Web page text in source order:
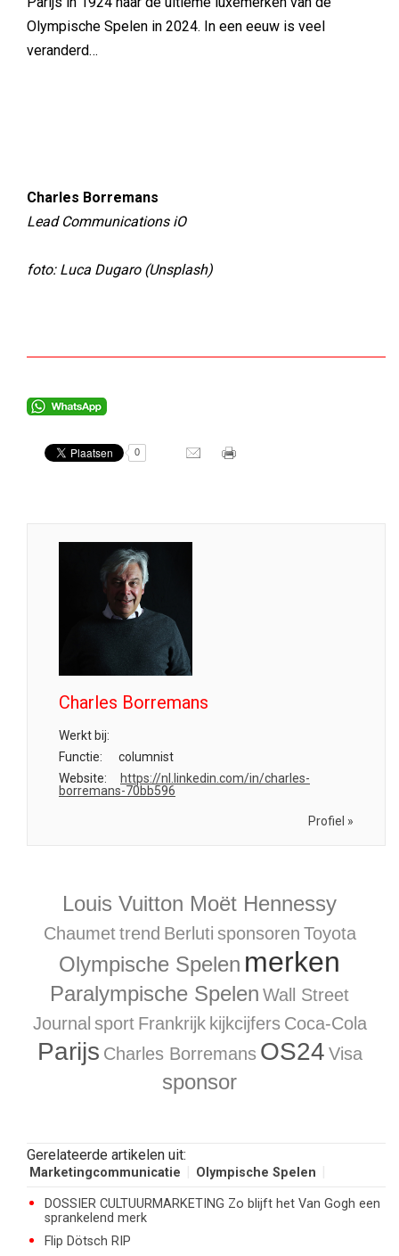
Olympische Spelen in 2024. In een eeuw is veel
veranderd…
Charles​​​​ Borremans
Lead Communications iO
foto: Luca Dugaro (Unsplash)
0
Charles Borremans
Werkt bij:
Functie:
columnist
Website:
https://nl.linkedin.com/in/charles-
borremans-70bb596
Profiel »
Louis Vuitton Moët Hennessy
Chaumet trend Berluti sponsoren Toyota
Olympische Spelen merken
Paralympische Spelen Wall Street
Journal sport Frankrijk kijkcijfers Coca-Cola
Parijs Charles Borremans OS24 Visa
sponsor
Gerelateerde artikelen uit:
Marketingcommunicatie Olympische Spelen
DOSSIER CULTUURMARKETING Zo blijft het Van Gogh een
sprankelend merk
Flip Dötsch RIP